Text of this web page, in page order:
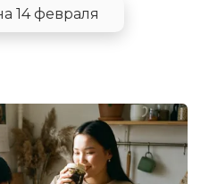
14 февраля